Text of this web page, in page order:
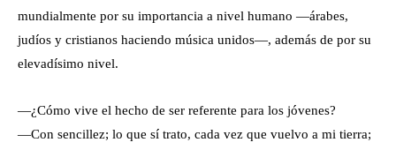
mundialmente por su importancia a nivel humano —árabes,
judíos y cristianos haciendo música unidos—, además de por su
elevadísimo nivel.
—¿Cómo vive el hecho de ser referente para los jóvenes?
—Con sencillez; lo que sí trato, cada vez que vuelvo a mi tierra;